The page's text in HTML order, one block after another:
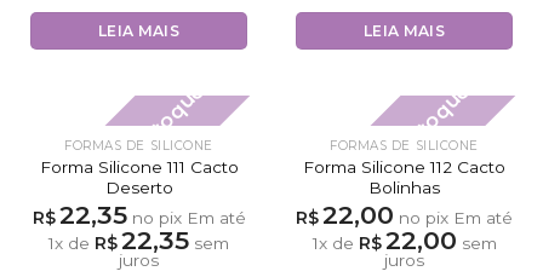
LEIA MAIS LEIA MAIS
Fora de estoque
FORMAS DE SILICONE
Forma Silicone 111 Cacto
Deserto
R$22,35 no pix Em até
1x de R$22,35 sem
juros
Fora de estoque
FORMAS DE SILICONE
Forma Silicone 112 Cacto
Bolinhas
R$22,00 no pix Em até
1x de R$22,00 sem
juros